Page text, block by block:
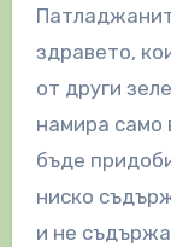
здравето,
от други
намира само
бъде
ниско
и не